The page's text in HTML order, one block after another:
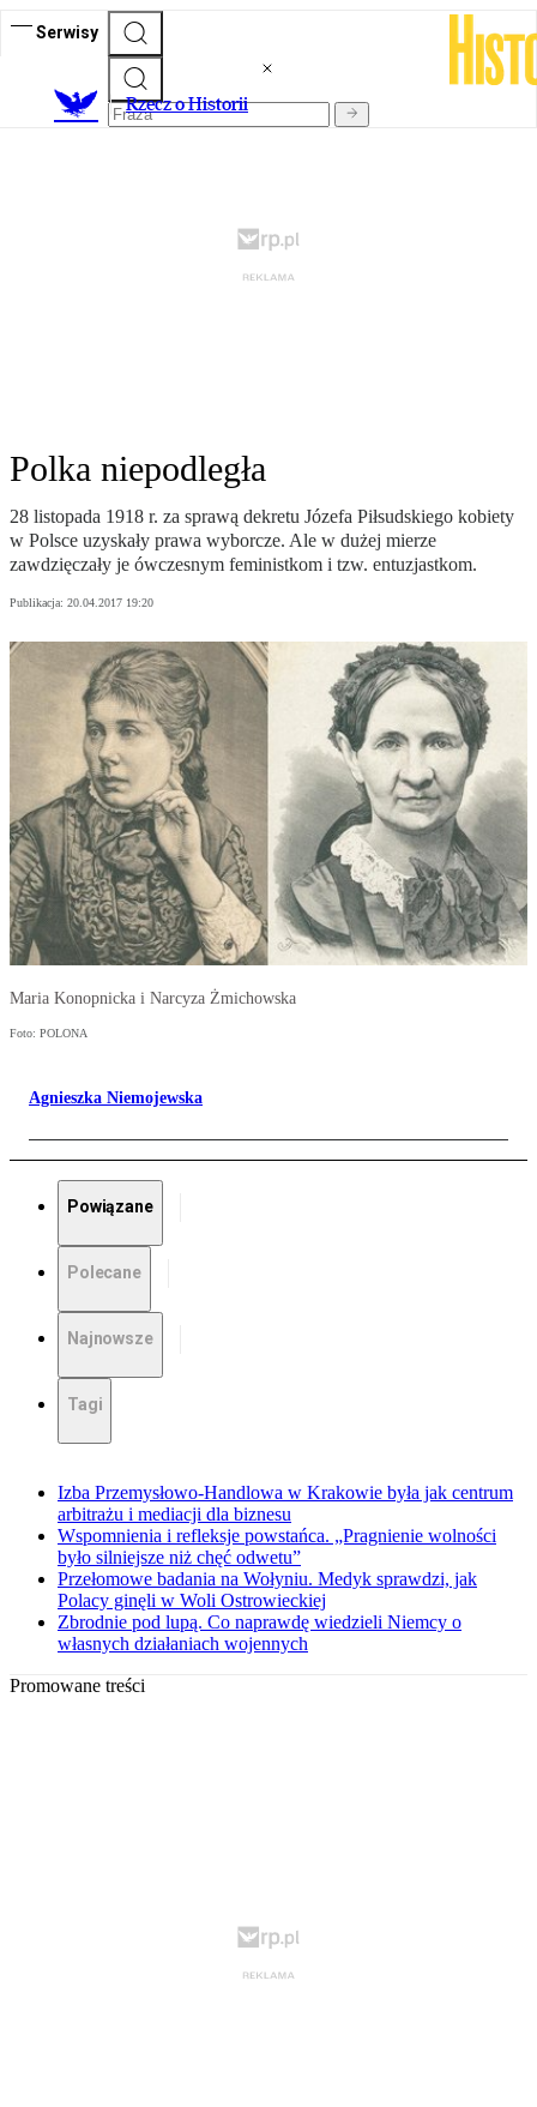
Serwisy
Rzecz o Historii
Polka niepodległa
28 listopada 1918 r. za sprawą dekretu Józefa Piłsudskiego kobiety
w Polsce uzyskały prawa wyborcze. Ale w dużej mierze
zawdzięczały je ówczesnym feministkom i tzw. entuzjastkom.
Publikacja: 20.04.2017 19:20
Maria Konopnicka i Narcyza Żmichowska
Foto: POLONA
Agnieszka Niemojewska
Powiązane
Polecane
Najnowsze
Tagi
Izba Przemysłowo-Handlowa w Krakowie była jak centrum
arbitrażu i mediacji dla biznesu
Wspomnienia i refleksje powstańca. „Pragnienie wolności
było silniejsze niż chęć odwetu”
Przełomowe badania na Wołyniu. Medyk sprawdzi, jak
Polacy ginęli w Woli Ostrowieckiej
Zbrodnie pod lupą. Co naprawdę wiedzieli Niemcy o
własnych działaniach wojennych
Promowane treści